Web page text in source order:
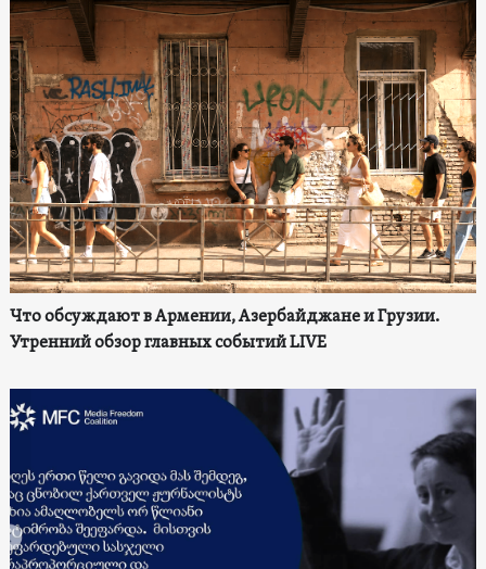
Что обсуждают в Армении, Азербайджане и Грузии.
Утренний обзор главных событий LIVE